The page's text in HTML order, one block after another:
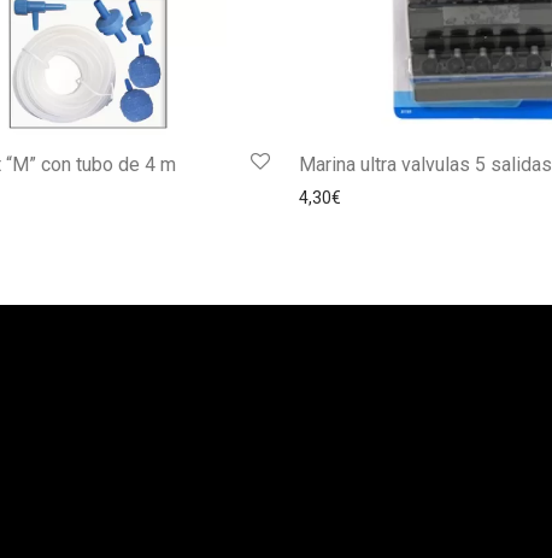
con tubo de 4 m Marina ultra valvulas 5 salidas
4,30€